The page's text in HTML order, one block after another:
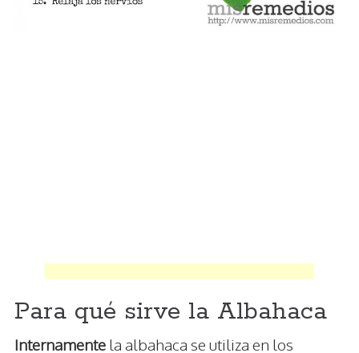
Para qué sirve la Albahaca
Internamente la albahaca se utiliza en los